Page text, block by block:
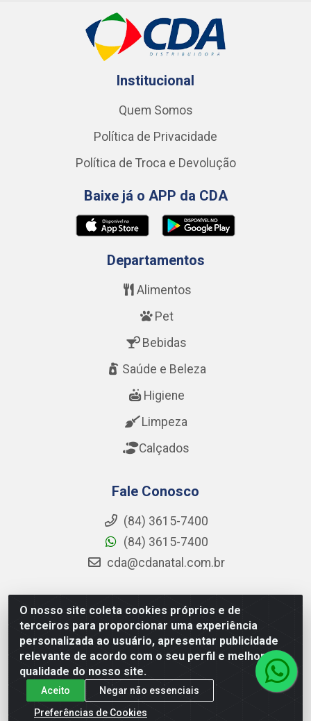
O nosso site coleta cookies próprios e de
terceiros para proporcionar uma experiência
personalizada ao usuário, apresentar publicidade
relevante de acordo com o seu perfil e melhorar a
qualidade do nosso site.
Aceito
Negar não essenciais
Preferências de Cookies
Institucional
Quem Somos
Política de Privacidade
Política de Troca e Devolução
Baixe já o APP da CDA
Departamentos
Alimentos
Pet
Bebidas
Saúde e Beleza
Higiene
Limpeza
Calçados
Fale Conosco
(84) 3615-7400
(84) 3615-7400
cda@cdanatal.com.br
CDA Distribuidora - Avenida Abel Cabral, 1090 - Nova
Parnamirim, Parnamirim/RN - CEP 59.151-250 - CNPJ
02.275.901/0001-11